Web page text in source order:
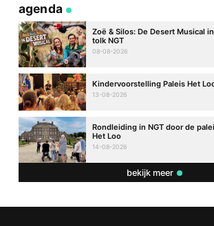
agenda
Zoë & Silos: De Desert Musical
tolk NGT
08-08-2026
Kindervoorstelling Paleis Het
13-08-2026
Rondleiding in NGT door de
Het Loo
14-08-2026
bekijk meer